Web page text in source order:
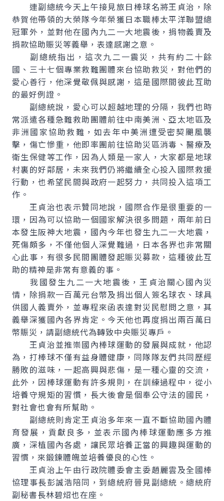
連副總統今天上午接見旅日棒球名將王貞治，除
恭賀他帶領的大榮隊今年榮獲日本職棒太平洋聯盟總
冠軍外，並對他在國內九二一大地震後，捐物義賣及
捐款協助賑災等義舉，表達感謝之意。
副總統指出，這次九二一震災，共有約二十餘
國、三十七個專業救難團體來台協助救災，對他們的
愛心善行，他深覺敬佩與感謝，這是國際間彼此互助
的最好例證。
副總統說，愛心可以超越地理的分隔，我們也時
常派遣各種急難救助團體前往中南美洲、亞太地區及
非洲國家協助救難，如去年中美洲遭受密契颶風襲
擊，傷亡慘重，他即率團前往協助災區消毒、醫療及
衛生保健等工作，因為人類是一家人，大家都是地球
村裏的好鄰居，未來我們仍將繼續全心投入國際救援
行動，也希望民間與政府一起努力，共同投入這項工
作。
王貞治也表示贊同地說，國際合作是很重要的一
環，因為可以協助一個國家解決很多問題，兩年前日
本發生阪神大地震，國內今年也發生九二一大地震，
死傷頗多，不僅他個人深覺難過，日本各界也非常關
心此事，有很多民間團體發起賑災募款，這種彼此互
助的精神是非常有意義的事。
我國發生九二一大地震後，王貞治關心國內災
情，除捐款一百萬元台幣及捐出個人簽名球衣、球具
供國人義賣外，並專程來函表達對災民慰問之意，其
義舉深獲國內各界肯定。今天他也再度捐出兩百萬日
幣賑災，請副總統代為轉致中央賑災專戶。
王貞治並推崇國內棒球運動的發展與成就，他認
為，打棒球不僅有益身體健康，同隊隊友們共同歷經
勝敗的滋味，一起高興與悲傷，是一種心靈的交流，
此外，因棒球運動有許多規則，在訓練過程中，從小
培養守規矩的習慣，長大後會是個奉公守法的國民，
對社會也會有所幫助。
副總統則肯定王貞治多年來一直不斷協助國內體
育發展，貢獻良多，並表示國內棒球運動應多方推
廣，深植國內各處，讓民眾培養正當的興趣與運動的
習慣，來鍛鍊體魄並培養優良的心性。
王貞治上午由行政院體委會主委趙麗雲及全國棒
協理事長彭誠浩陪同，到總統府晉見副總統。總統府
副秘書長林碧炤也在座。